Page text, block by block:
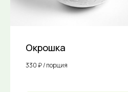
Окрошка
330 ₽ / порция